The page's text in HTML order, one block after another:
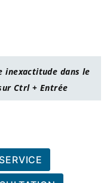
inexactitude dans le
Ctrl + Entrée